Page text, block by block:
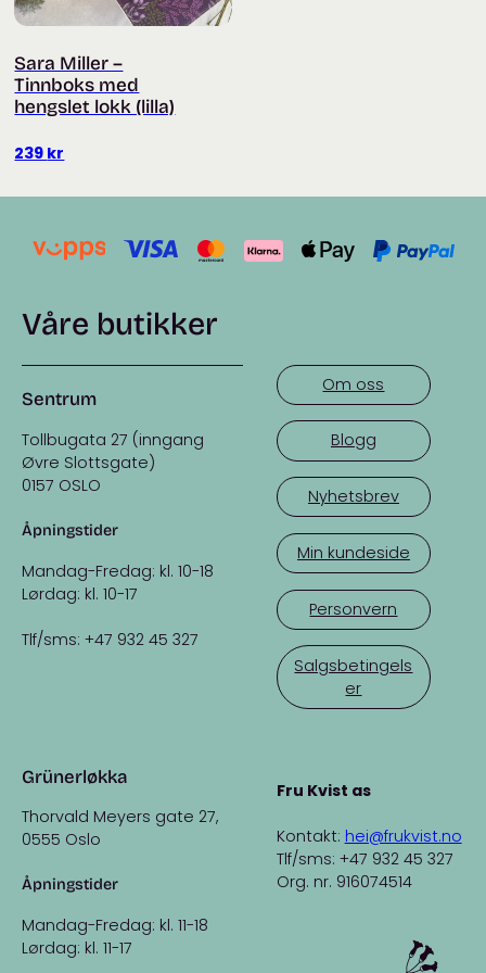
Sara Miller –
Tinnboks med
hengslet lokk (lilla)
239 kr
Våre butikker
Sentrum
Tollbugata 27 (inngang
Øvre Slottsgate)
0157 OSLO
Åpningstider
Mandag-Fredag: kl. 10-18
Lørdag: kl. 10-17
Tlf/sms: +47 932 45 327
Grünerløkka
Thorvald Meyers gate 27,
0555 Oslo
Åpningstider
Mandag-Fredag: kl. 11-18
Lørdag: kl. 11-17
Om oss
Blogg
Nyhetsbrev
Min kundeside
Personvern
Salgsbetingels
er
Fru Kvist as
Kontakt: hei@frukvist.no
Tlf/sms: +47 932 45 327
Org. nr. 916074514